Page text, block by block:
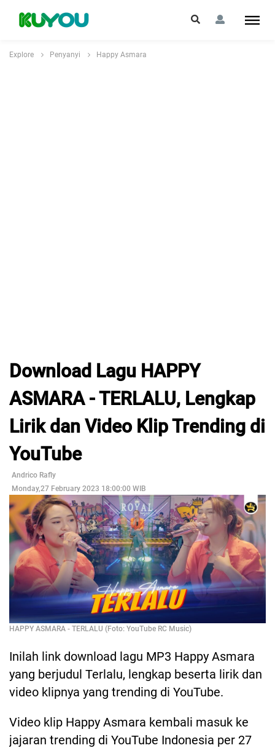
Explore Penyanyi Happy Asmara
Download Lagu HAPPY
ASMARA - TERLALU, Lengkap
Lirik dan Video Klip Trending di
YouTube
Andrico Rafly
Monday,27 February 2023 18:00:00 WIB
HAPPY ASMARA - TERLALU (Foto: YouTube RC Music)
Inilah link download lagu MP3 Happy Asmara
yang berjudul Terlalu, lengkap beserta lirik dan
video klipnya yang trending di YouTube.
Video klip Happy Asmara kembali masuk ke
jajaran trending di YouTube Indonesia per 27